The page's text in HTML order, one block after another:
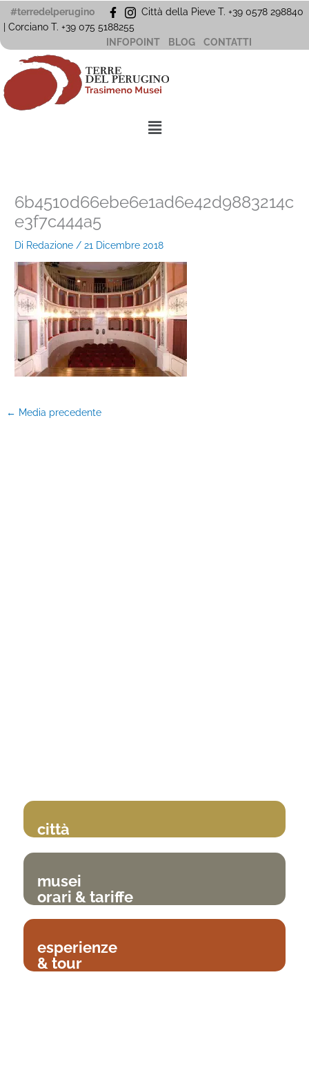
Vai
al
#terredelperugino
Città della Pieve T. +39 0578 298840
| Corciano T. +39 075 5188255
INFOPOINT
BLOG CONTATTI
Menu
6b4510d66ebe6e1ad6e42d9883214c
e3f7c444a5
Di Redazione/21 Dicembre 2018
← Media precedente
città
musei
orari & tariffe
esperienze
& tour